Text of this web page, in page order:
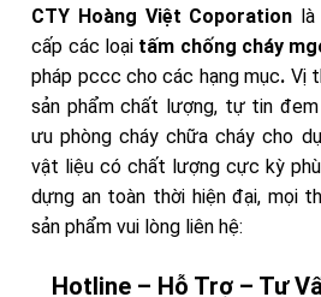
CTY Hoàng Việt Coporation
cấp các loại tấm chống cháy
pháp pccc cho các hạng mục. Vị
sản phẩm chất lượng, tự tin
ưu phòng cháy chữa cháy cho
vật liệu có chất lượng cực kỳ
dựng an toàn thời hiện đại, mọi
sản phẩm vui lòng liên hệ:
Hotline – Hỗ Trợ – Tư